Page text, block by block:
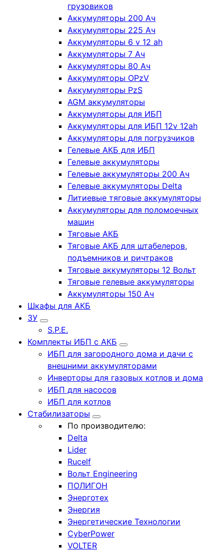
грузовиков
Аккумуляторы 200 Ач
Аккумуляторы 225 Ач
Аккумуляторы 6 v 12 ah
Аккумуляторы 7 Ач
Аккумуляторы 80 Ач
Аккумуляторы OPzV
Аккумуляторы PzS
AGM аккумуляторы
Аккумуляторы для ИБП
Аккумуляторы для ИБП 12v 12ah
Аккумуляторы для погрузчиков
Гелевые АКБ для ИБП
Гелевые аккумуляторы
Гелевые аккумуляторы 200 Ач
Гелевые аккумуляторы Delta
Литиевые тяговые аккумуляторы
Аккумуляторы для поломоечных
машин
Тяговые АКБ
Тяговые АКБ для штабелеров,
подъемников и ричтраков
Тяговые аккумуляторы 12 Вольт
Тяговые гелевые аккумуляторы
Аккумуляторы 150 Ач
Шкафы для АКБ
ЗУ
S.P.E.
Комплекты ИБП с АКБ
ИБП для загородного дома и дачи с
внешними аккумуляторами
Инверторы для газовых котлов и дома
ИБП для насосов
ИБП для котлов
Стабилизаторы
По производителю:
Delta
Lider
Rucelf
Вольт Engineering
ПОЛИГОН
Энерготех
Энергия
Энергетические Технологии
CyberPower
VOLTER